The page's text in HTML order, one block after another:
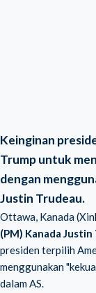
Keinginan
Trump untuk
dengan
Justin Trudeau.
Ottawa, Kanada
(PM) Kanada
presiden terpilih
menggunakan
dalam AS.